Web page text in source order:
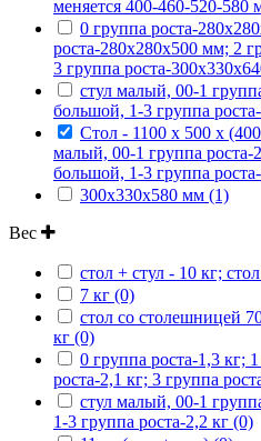
меняется 400-460-520-580
0 группа роста-
роста-280х280х500 мм; 2
3 группа роста-
стул малый, 00-1
большой, 1-3 группа
Стол - 1100 х 500 х
малый, 00-1 группа роста-
большой, 1-3 группа
300х330х580 мм (1)
Вес
стол + стул - 10 кг;
7 кг (0)
стол со столешницей
кг (0)
0 группа роста-1,3 кг;
роста-2,1 кг; 3 группа
стул малый, 00-1
1-3 группа роста-2,2 кг (0)